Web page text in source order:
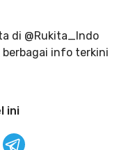
di @Rukita_Indo
info terkini
ini